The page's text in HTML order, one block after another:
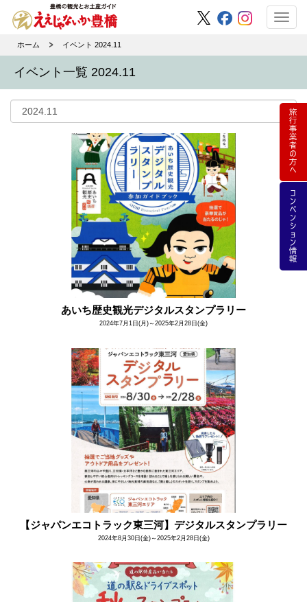
ホーム イベント 2024.11
イベント一覧 2024.11
あいち歴史観光デジタルスタンプラリー
2024年7月1日(月)～2025年2月28日(金)
【ジャパンエコトラック東三河】デジタルスタンプラリー
2024年8月30日(金)～2025年2月28日(金)